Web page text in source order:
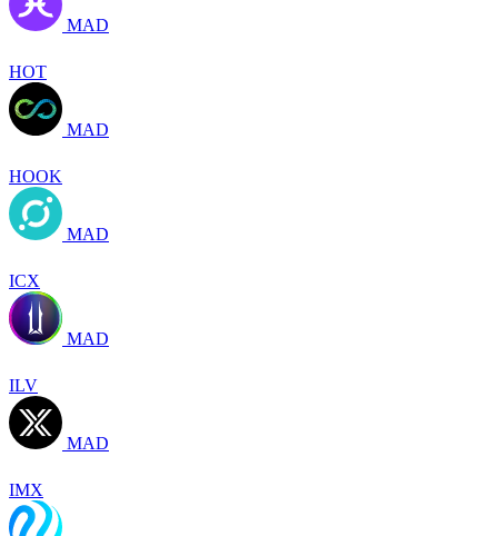
MAD
HOT
MAD
HOOK
MAD
ICX
MAD
ILV
MAD
IMX